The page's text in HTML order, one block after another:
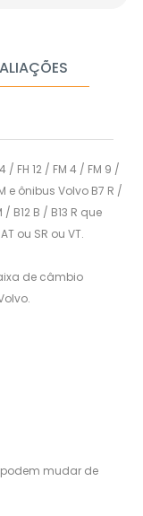
FH 12 / FM 4 / FM 9 /
e ônibus Volvo B7 R /
/ B12 B / B13 R que
ou SR ou VT.
de câmbio
mudar de